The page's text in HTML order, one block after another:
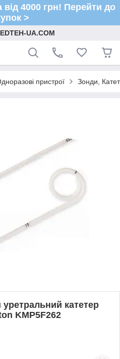
4000 грн! Перейти до
>
UA.COM
пристрої Зонди,
катетер
KMP5F262